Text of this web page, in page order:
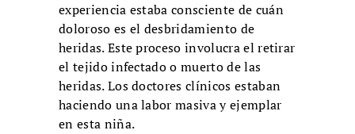
experiencia estaba consciente de cuán
doloroso es el desbridamiento de
heridas. Este proceso involucra el retirar
el tejido infectado o muerto de las
heridas. Los doctores clínicos estaban
haciendo una labor masiva y ejemplar
en esta niña.